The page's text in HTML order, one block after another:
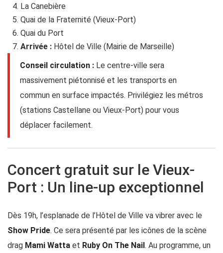
La Canebière
Quai de la Fraternité (Vieux-Port)
Quai du Port
Arrivée :Hôtel de Ville (Mairie de Marseille)
Conseil circulation : Le centre-ville sera
massivement piétonnisé et les transports en
commun en surface impactés. Privilégiez les métros
(stations Castellane ou Vieux-Port) pour vous
déplacer facilement.
Concert gratuit sur le Vieux-
Port : Un line-up exceptionnel
Dès 19h, l’esplanade de l’Hôtel de Ville va vibrer avec le
Show Pride. Ce sera présenté par les icônes de la scène
drag Mami Watta et Ruby On The Nail. Au programme, un